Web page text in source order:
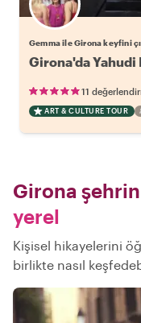
Gemma ile Girona keyfini
Girona'da Yahudi
11
ART & CULTURE TOUR
Girona
yerel
Kişisel hikayelerini
birlikte nasıl